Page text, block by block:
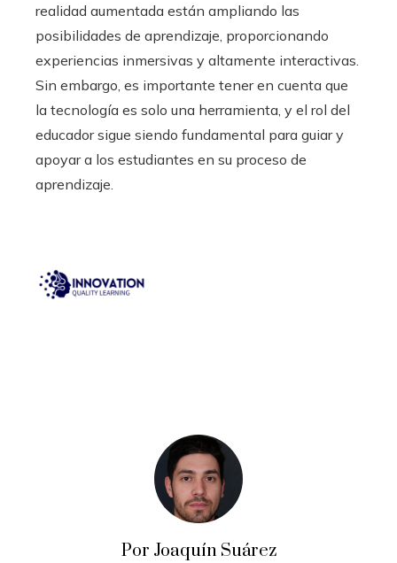
realidad aumentada están ampliando las
posibilidades de aprendizaje, proporcionando
experiencias inmersivas y altamente interactivas.
Sin embargo, es importante tener en cuenta que
la tecnología es solo una herramienta, y el rol del
educador sigue siendo fundamental para guiar y
apoyar a los estudiantes en su proceso de
aprendizaje.
Por Joaquín Suárez